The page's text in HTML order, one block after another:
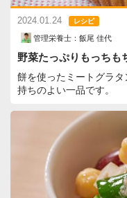
2024.01.24 レシピ
管理栄養士：飯尾 佳代
野菜たっぷりもっちも
餅を使ったミートグラ
持ちのよい一品です。